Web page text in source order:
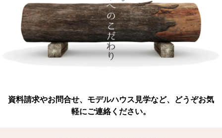
資料請求やお問合せ、モデルハウス見学など、どうぞお気
軽にご連絡ください。